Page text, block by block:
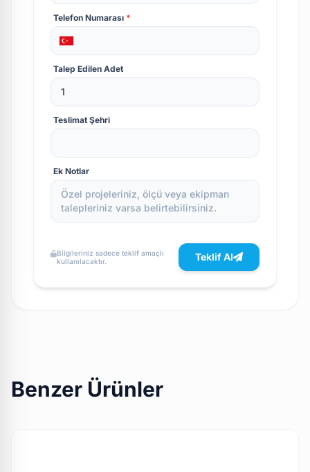
Telefon Numarası *
Talep Edilen Adet
Teslimat Şehri
Ek Notlar
Bilgileriniz sadece teklif amaçlı
kullanılacaktır.
Teklif Al
Benzer Ürünler